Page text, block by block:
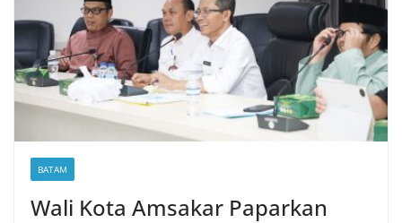
BATAM
Wali Kota Amsakar Paparkan